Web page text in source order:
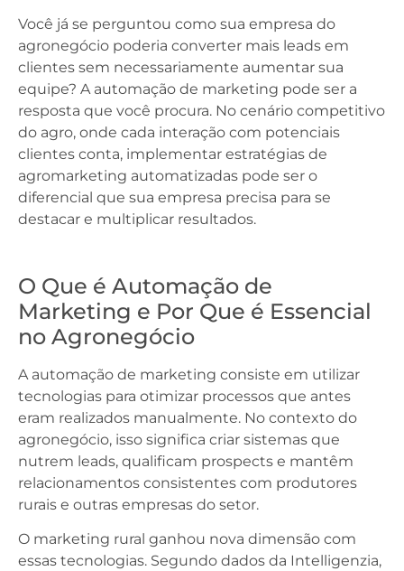
Você já se perguntou como sua empresa do
agronegócio poderia converter mais leads em
clientes sem necessariamente aumentar sua
equipe? A automação de marketing pode ser a
resposta que você procura. No cenário competitivo
do agro, onde cada interação com potenciais
clientes conta, implementar estratégias de
agromarketing automatizadas pode ser o
diferencial que sua empresa precisa para se
destacar e multiplicar resultados.
O Que é Automação de
Marketing e Por Que é Essencial
no Agronegócio
A automação de marketing consiste em utilizar
tecnologias para otimizar processos que antes
eram realizados manualmente. No contexto do
agronegócio, isso significa criar sistemas que
nutrem leads, qualificam prospects e mantêm
relacionamentos consistentes com produtores
rurais e outras empresas do setor.
O marketing rural ganhou nova dimensão com
essas tecnologias. Segundo dados da Intelligenzia,